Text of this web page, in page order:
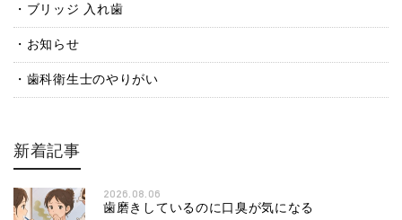
ブリッジ 入れ歯
お知らせ
歯科衛生士のやりがい
新着記事
2026.08.06
歯磨きしているのに口臭が気になる